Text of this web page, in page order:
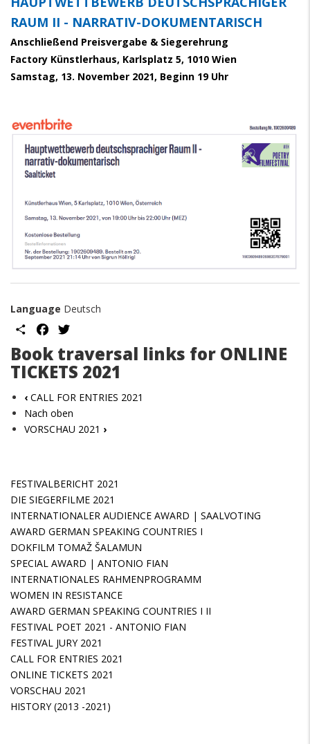
RAUM II - NARRATIV-DOKUMENTARISCH
Anschließend Preisvergabe & Siegerehrung
Factory Künstlerhaus, Karlsplatz 5, 1010 Wien
Samstag, 13. November 2021, Beginn 19 Uhr
Language Deutsch
ShareFacebook
Book traversal links for ONLINE
TICKETS 2021
‹ CALL FOR ENTRIES 2021
Nach oben
VORSCHAU 2021 ›
FESTIVALBERICHT 2021
DIE SIEGERFILME 2021
INTERNATIONALER AUDIENCE AWARD | SAALVOTING
AWARD GERMAN SPEAKING COUNTRIES I
DOKFILM TOMAŽ ŠALAMUN
SPECIAL AWARD | ANTONIO FIAN
INTERNATIONALES RAHMENPROGRAMM
WOMEN IN RESISTANCE
AWARD GERMAN SPEAKING COUNTRIES I II
FESTIVAL POET 2021 - ANTONIO FIAN
FESTIVAL JURY 2021
CALL FOR ENTRIES 2021
ONLINE TICKETS 2021
VORSCHAU 2021
HISTORY (2013 -2021)